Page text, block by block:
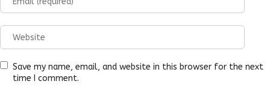
Save my name, email, and website in this browser for the next
time I comment.